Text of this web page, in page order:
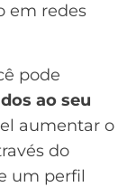
em redes
pode
ao seu
aumentar o
do
um perfil